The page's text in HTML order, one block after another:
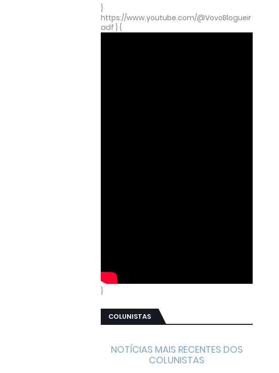
}
https://www.youtube.com/@VovoBlogueir
adf } {
}
COLUNISTAS
NOTÍCIAS MAIS RECENTES DOS
COLUNISTAS